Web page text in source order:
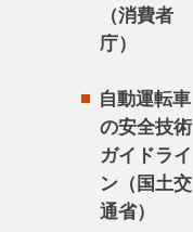
（消費者
庁）
自動運転車
の安全技術
ガイドライ
ン（国土交
通省）